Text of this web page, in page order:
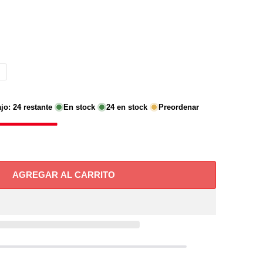
24restante En stock 24en stock
Preordenar
AGREGAR AL CARRITO